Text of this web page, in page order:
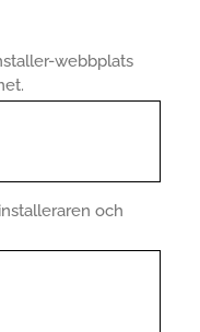
webbplats
och